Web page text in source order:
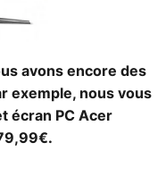
avons encore des
exemple, nous vous
écran PC Acer